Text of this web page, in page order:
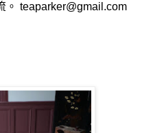
。 teaparker@gmail.com